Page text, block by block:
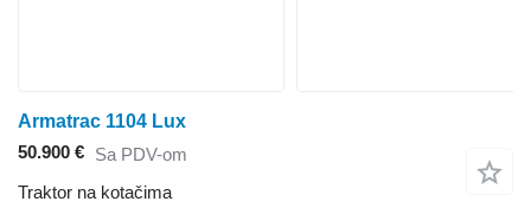
Armatrac 1104 Lux
50.900 € Sa PDV-om
Traktor na kotačima